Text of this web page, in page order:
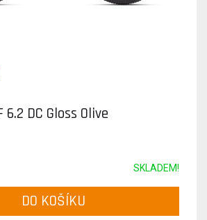
6.2 DC Gloss Olive
SKLADEM!
DO KOŠÍKU